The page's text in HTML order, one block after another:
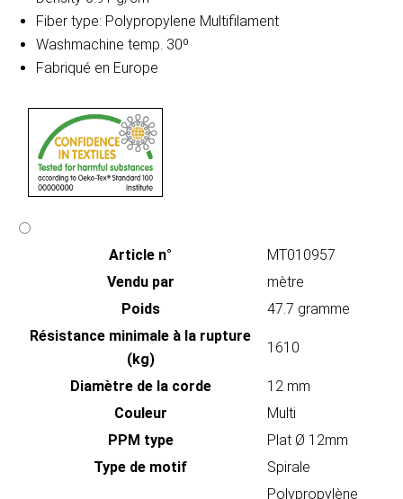
Fiber type: Polypropylene Multifilament
Washmachine temp. 30º
Fabriqué en Europe
Article n°
MT010957
Vendu par
mètre
Poids
47.7 gramme
Résistance minimale à la rupture
(kg)
1610
Diamètre de la corde
12 mm
Couleur
Multi
PPM type
Plat Ø 12mm
Type de motif
Spirale
Polypropylène